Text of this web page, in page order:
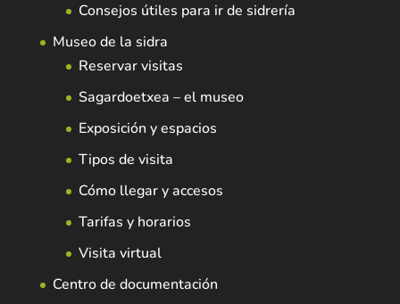
Consejos útiles para ir de sidrería
Museo de la sidra
Reservar visitas
Sagardoetxea – el museo
Exposición y espacios
Tipos de visita
Cómo llegar y accesos
Tarifas y horarios
Visita virtual
Centro de documentación